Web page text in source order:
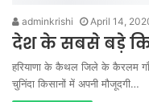
adminkrishi April 14,
देश के सबसे बड़े
हरियाणा के कैथल जिले के कैरलम
चुनिंदा किसानों में अपनी मौजूदगी…